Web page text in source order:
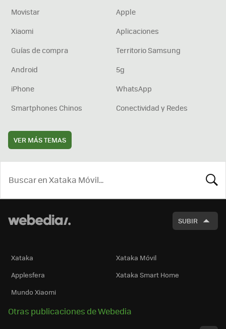
Movistar
Apple
Xiaomi
Aplicaciones
Guías de compra
Territorio Samsung
Android
5g
iPhone
WhatsApp
Smartphones Chinos
Conectividad y Redes
VER MÁS TEMAS
SUBIR
Xataka
Xataka Móvil
Applesfera
Xataka Smart Home
Mundo Xiaomi
Otras publicaciones de Webedia